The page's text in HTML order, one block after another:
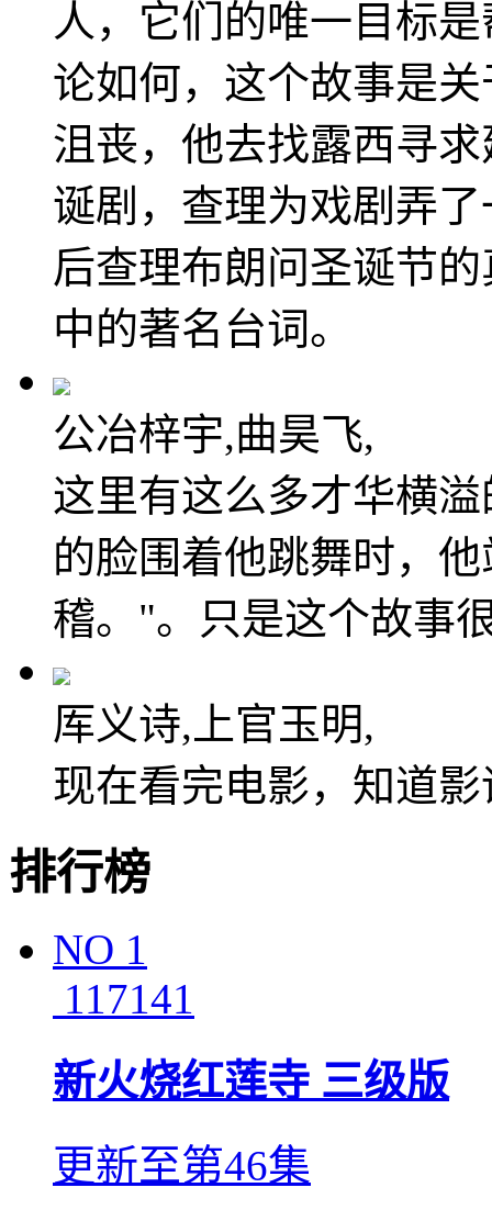
人，它们的唯一目标
论如何，这个故事是
沮丧，他去找露西寻
诞剧，查理为戏剧弄
后查理布朗问圣诞节
中的著名台词。
公冶梓宇,曲昊飞,
这里有这么多才华横
的脸围着他跳舞时，
稽。"。只是这个故事
厍义诗,上官玉明,
现在看完电影，知道
排行榜
NO 1
117141
新火烧红莲寺 三级版
更新至第46集